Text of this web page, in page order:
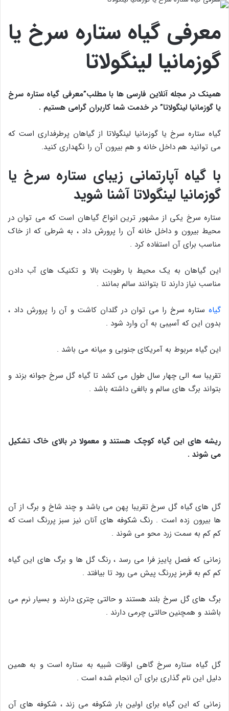
معرفی گیاه ستاره سرخ یا
گوزمانیا لینگولاتا
همینک در مجله آنلاین فارسی ها با مطلب”معرفی گیاه ستاره سرخ
یا گوزمانیا لینگولاتا” در خدمت شما کاربران گرامی هستیم .
گیاه ستاره سرخ یا گوزمانیا لینگولاتا از گیاهان پرطرفداری است که
می توانید هم داخل خانه و هم بیرون آن را نگهداری کنید.
با گیاه آپارتمانی زیبای ستاره سرخ یا
گوزمانیا لینگولاتا آشنا شوید
ستاره سرخ یکی از مشهور ترین انواع گیاهان است که می توان در
محیط بیرون و داخل خانه آن را پرورش داد ، به شرطی که از خاک
مناسب برای آن استفاده کرد .
این گیاهان به یک محیط با رطوبت بالا و تکنیک های آب دادن
مناسب نیاز دارند تا بتوانند سالم بمانند .
گیاه ستاره سرخ را می توان در گلدان کاشت و آن را پرورش داد ،
بدون این که آسیبی به آن وارد شود .
این گیاه مربوط به آمریکای جنوبی و میانه می باشد .
تقریبا سه الی چهار سال طول می کشد تا گیاه گل سرخ جوانه بزند و
بتواند برگ های سالم و بالغی داشته باشد .
ریشه های این گیاه کوچک هستند و معمولا در بالای خاک تشکیل
می شوند .
گل های گیاه گل سرخ تقریبا پهن می باشد و چند شاخ و برگ از آن
ها بیرون زده است . رنگ شکوفه های آنان نیز سبز پررنگ است که
کم کم به سمت زرد محو می شوند .
زمانی که فصل پاییز فرا می رسد ، رنگ گل ها و برگ های این گیاه
کم کم به قرمز پررنگ پیش می رود تا بیافتد .
برگ های گل سرخ بلند هستند و حالتی چتری دارند و بسیار نرم می
باشند و همچنین حالتی چرمی دارند .
گل گیاه ستاره سرخ گاهی اوقات شبیه به ستاره است و به همین
دلیل این نام گذاری برای آن انجام شده است .
زمانی که این گیاه برای اولین بار شکوفه می زند ، شکوفه های آن